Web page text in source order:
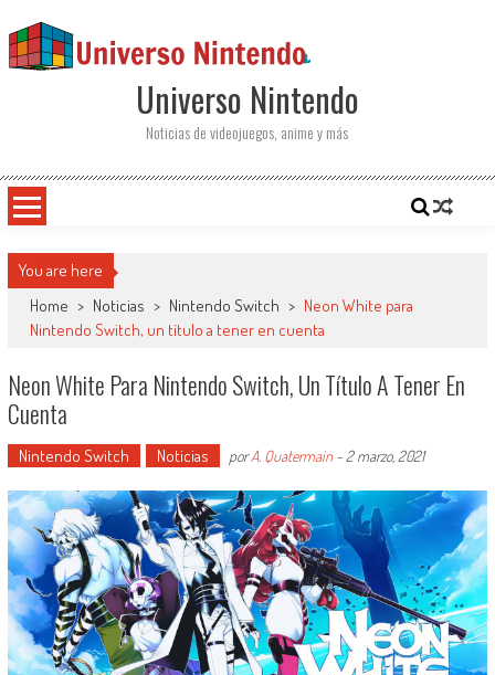
Universo Nintendo
Noticias de videojuegos, anime y más
You are here
Home > Noticias > Nintendo Switch > Neon White para
Nintendo Switch, un título a tener en cuenta
Neon White Para Nintendo Switch, Un Título A Tener En
Cuenta
Nintendo Switch Noticias porA. Quatermain- 2 marzo, 2021